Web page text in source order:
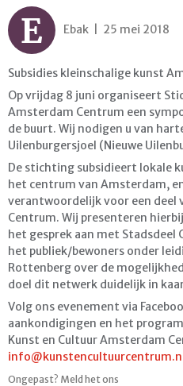
E Ebak | 25 mei 2018
Subsidies kleinschalige kunst
Op vrijdag 8 juni organiseert
Amsterdam Centrum een
de buurt. Wij nodigen u van
Uilenburgersjoel (Nieuwe
De stichting subsidieert lokale
het centrum van Amsterdam,
verantwoordelijk voor een deel
Centrum. Wij presenteren
het gesprek aan met Stadsdeel
het publiek/bewoners onder
Rottenberg over de
doel dit netwerk duidelijk in
Volg ons evenement via
aankondigingen en het
Kunst en Cultuur Amsterdam
Ongepast? Meld het ons